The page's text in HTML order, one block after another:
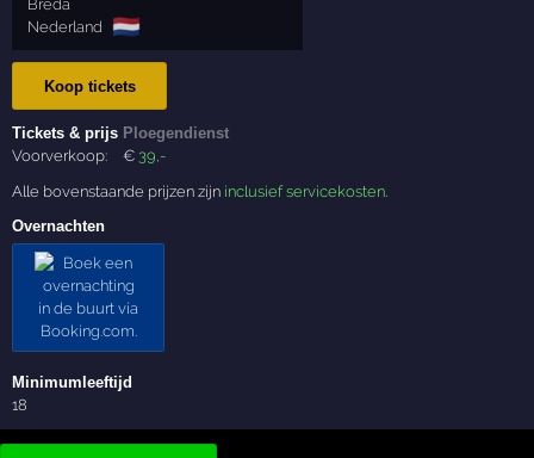
Breda
Nederland
🇳🇱
Koop tickets
Tickets & prijs Ploegendienst
Voorverkoop:
€ 39,-
Alle bovenstaande prijzen zijn inclusief servicekosten
Overnachten
Minimumleeftijd
18